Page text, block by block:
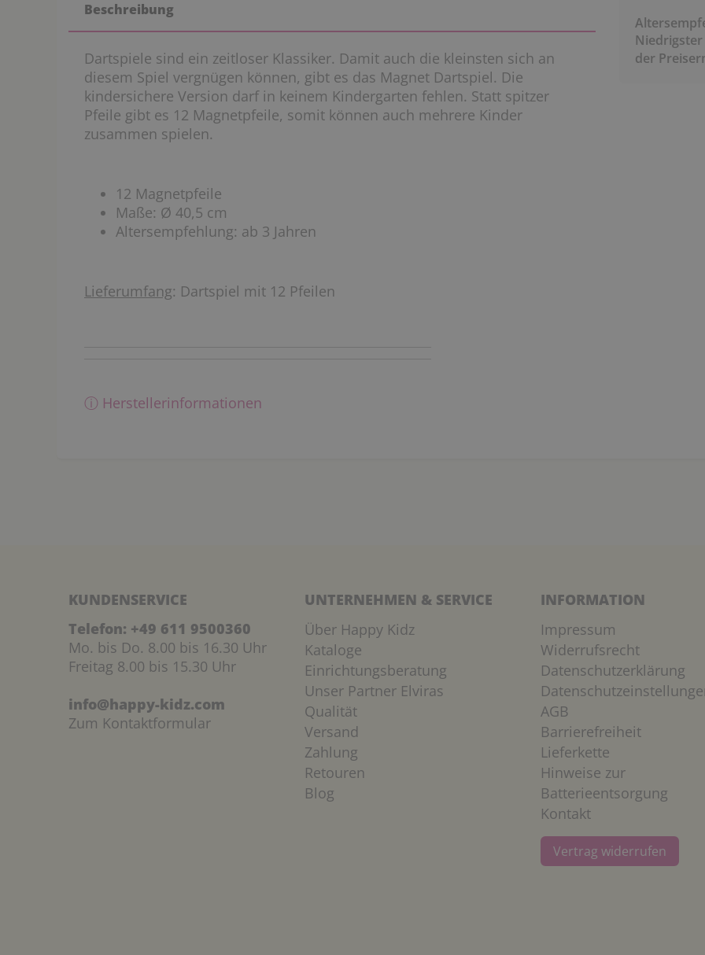
Beschreibung
Dartspiele sind ein zeitloser Klassiker. Damit auch die kleinsten sich an
diesem Spiel vergnügen können, gibt es das Magnet Dartspiel. Die
kindersichere Version darf in keinem Kindergarten fehlen. Statt spitzer
Pfeile gibt es 12 Magnetpfeile, somit können auch mehrere Kinder
zusammen spielen.
12 Magnetpfeile
Maße: Ø 40,5 cm
Altersempfehlung: ab 3 Jahren
Lieferumfang: Dartspiel mit 12 Pfeilen
ⓘ Herstellerinformationen
der
KUNDENSERVICE
Telefon: +49 611 9500360
Mo. bis Do. 8.00 bis 16.30 Uhr
Freitag 8.00 bis 15.30 Uhr
info@happy-kidz.com
Zum Kontaktformular
UNTERNEHMEN & SERVICE
Über Happy Kidz
Kataloge
Einrichtungsberatung
Unser Partner Elviras
Qualität
Versand
Zahlung
Retouren
Blog
INFORMATION
Impressum
Widerrufsrecht
Datenschutzerklärung
AGB
Barrierefreiheit
Lieferkette
Hinweise zur
Batterieentsorgung
Kontakt
Vertrag widerrufen